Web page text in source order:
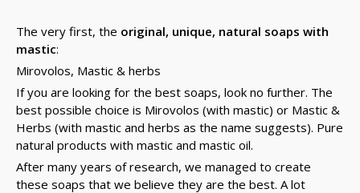
The very first, the original, unique, natural soaps with
mastic:
Mirovolos, Mastic & herbs
If you are looking for the best soaps, look no further. The
best possible choice is Mirovolos (with mastic) or Mastic &
Herbs (with mastic and herbs as the name suggests). Pure
natural products with mastic and mastic oil.
After many years of research, we managed to create
these soaps that we believe they are the best. A lot